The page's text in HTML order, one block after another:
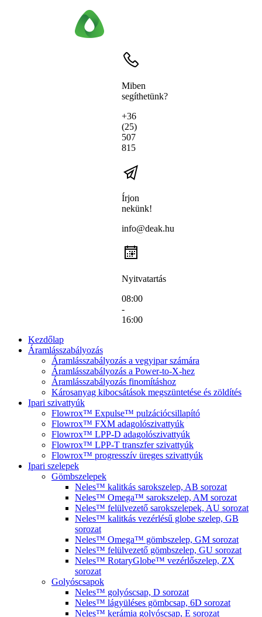
Miben
segíthetünk?
+36
(25)
507
815
Írjon
nekünk!
info@deak.hu
Nyitvatartás
08:00
-
16:00
Kezdőlap
Áramlásszabályozás
Áramlásszabályozás a vegyipar számára
Áramlásszabályozás a Power-to-X-hez
Áramlásszabályozás finomításhoz
Károsanyag kibocsátások megszüntetése és zöldítés
Ipari szivattyúk
Flowrox™ Expulse™ pulzációcsillapító
Flowrox™ FXM adagolószivattyúk
Flowrox™ LPP-D adagolószivattyúk
Flowrox™ LPP-T transzfer szivattyúk
Flowrox™ progresszív üreges szivattyúk
Ipari szelepek
Gömbszelepek
Neles™ kalitkás sarokszelep, AB sorozat
Neles™ Omega™ sarokszelep, AM sorozat
Neles™ felülvezető sarokszelepek, AU sorozat
Neles™ kalitkás vezérlésű globe szelep, GB
sorozat
Neles™ Omega™ gömbszelep, GM sorozat
Neles™ felülvezető gömbszelep, GU sorozat
Neles™ RotaryGlobe™ vezérlőszelep, ZX
sorozat
Golyóscsapok
Neles™ golyóscsap, D sorozat
Neles™ lágyüléses gömbcsap, 6D sorozat
Neles™ kerámia golyóscsap, E sorozat